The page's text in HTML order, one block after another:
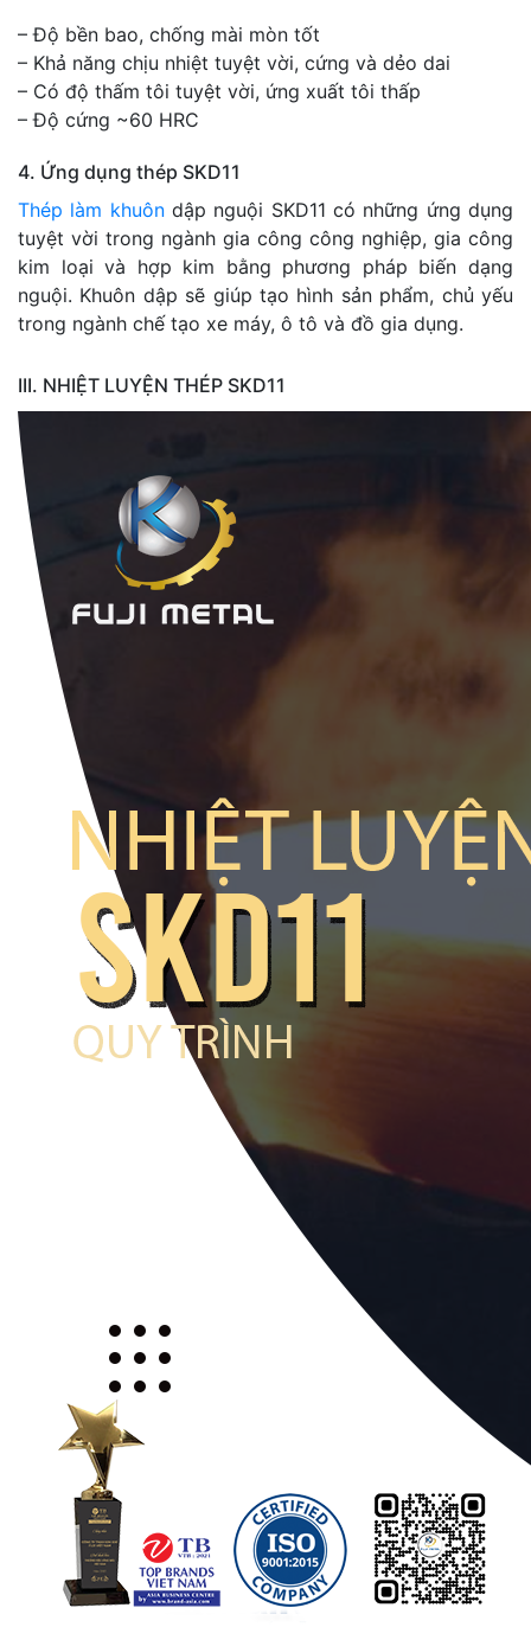
– Độ bền bao, chống mài mòn tốt
– Khả năng chịu nhiệt tuyệt vời, cứng và dẻo dai
– Có độ thấm tôi tuyệt vời, ứng xuất tôi thấp
– Độ cứng ~60 HRC
4. Ứng dụng thép SKD11
Thép làm khuôndập nguội SKD11 có những ứng dụng
tuyệt vời trong ngành gia công công nghiệp, gia công
kim loại và hợp kim bằng phương pháp biến dạng
nguội. Khuôn dập sẽ giúp tạo hình sản phẩm, chủ yếu
trong ngành chế tạo xe máy, ô tô và đồ gia dụng.
III. NHIỆT LUYỆN THÉP SKD11